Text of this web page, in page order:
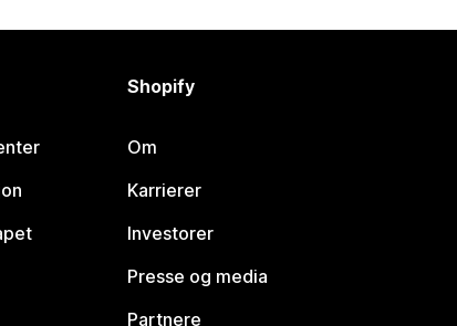
Shopify
Om
Karrierer
Investorer
Presse og media
Partnere